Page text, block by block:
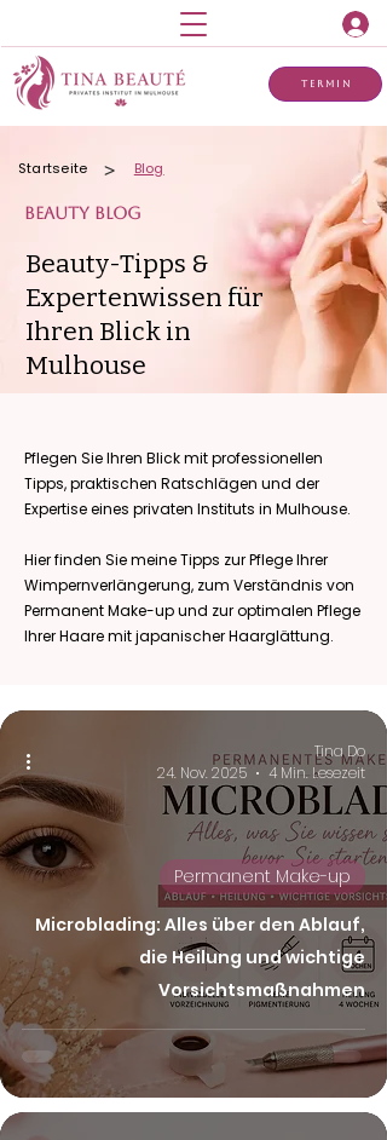
Termin
Startseite > Blog
BEAUTY BLOG
Beauty-Tipps &
Expertenwissen für
Ihren Blick in
Mulhouse
Pflegen Sie Ihren Blick mit professionellen
Tipps, praktischen Ratschlägen und der
Expertise eines privaten Instituts in Mulhouse.
Hier finden Sie meine Tipps zur Pflege Ihrer
Wimpernverlängerung, zum Verständnis von
Permanent Make-up und zur optimalen Pflege
Ihrer Haare mit japanischer Haarglättung.
Microblading: Alles über den Ablauf,
die Heilung und wichtige
Vorsichtsmaßnahmen
Permanent Make-up
Tina Do
24. Nov. 2025
4 Min. Lesezeit